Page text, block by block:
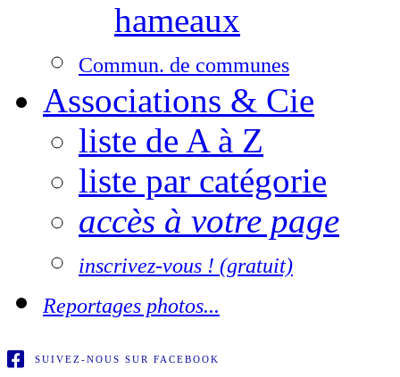
hameaux
Commun. de communes
Associations & Cie
liste de A à Z
liste par catégorie
accès à votre page
inscrivez-vous ! (gratuit)
Reportages photos...
SUIVEZ-NOUS SUR FACEBOOK